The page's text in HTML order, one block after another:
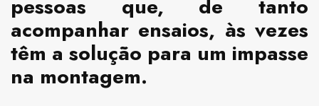
pessoas que, de tanto
acompanhar ensaios, às vezes
têm a solução para um impasse
na montagem.